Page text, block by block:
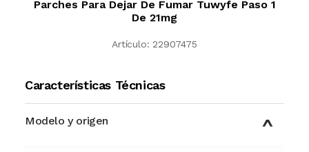
Parches Para Dejar De Fumar Tuwyfe Paso 1
De 21mg
Artículo: 22907475
Características Técnicas
Modelo y origen